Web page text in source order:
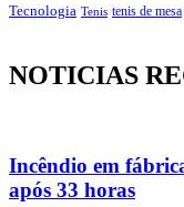
Tecnologia Tenis tenis de mesa
NOTICIAS
Incêndio em
após 33 horas